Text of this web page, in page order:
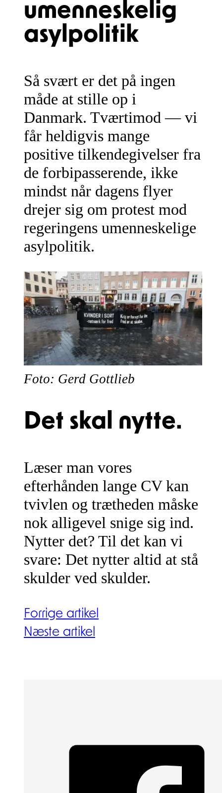
umenneskelig
asylpolitik
Så svært er det på ingen
måde at stille op i
Danmark. Tværtimod — vi
får heldigvis mange
positive tilkendegivelser fra
de forbipasserende, ikke
mindst når dagens flyer
drejer sig om protest mod
regeringens umenneskelige
asylpolitik.
Foto: Gerd Gottlieb
Det skal nytte.
Læser man vores
efterhånden lange CV kan
tvivlen og trætheden måske
nok alligevel snige sig ind.
Nytter det? Til det kan vi
svare: Det nytter altid at stå
skulder ved skulder.
Forrige artikel
Næste artikel